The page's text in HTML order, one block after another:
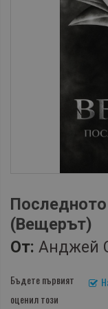
(Вещерът)
От: Анджей
Бъдете първият
оценил този